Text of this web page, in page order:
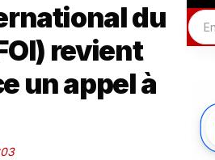
du
revient
un appel à